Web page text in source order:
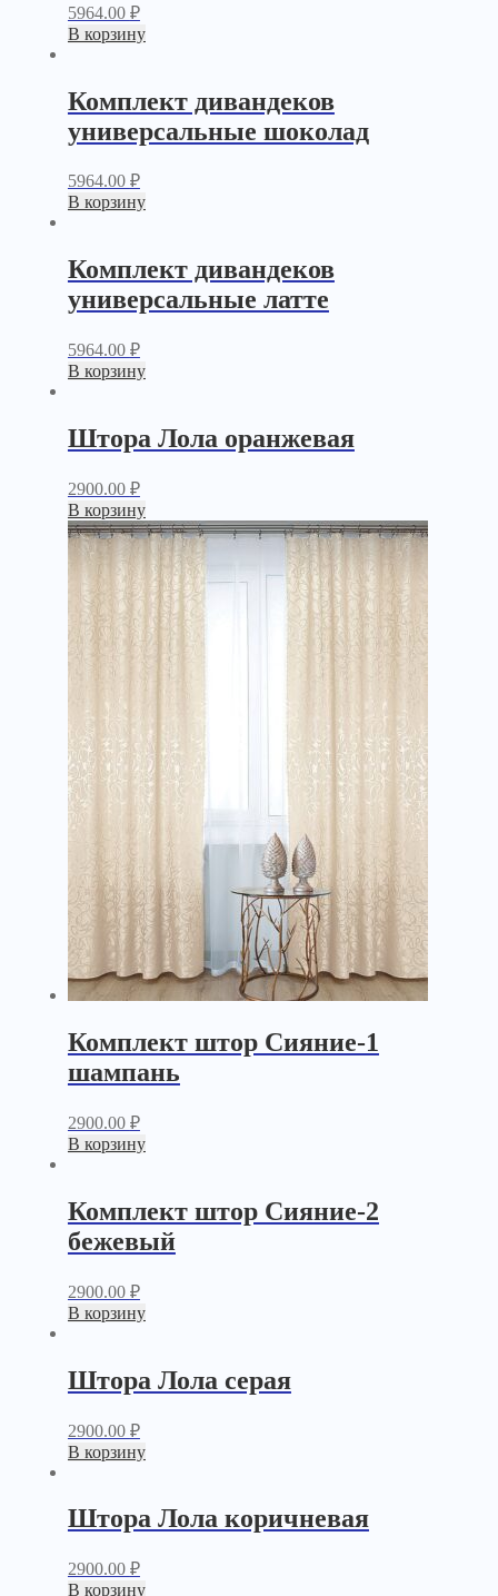
5964.00 ₽
В корзину
Комплект дивандеков
универсальные шоколад
5964.00 ₽
В корзину
Комплект дивандеков
универсальные латте
5964.00 ₽
В корзину
Штора Лола оранжевая
2900.00 ₽
В корзину
Комплект штор Сияние-1
шампань
2900.00 ₽
В корзину
Комплект штор Сияние-2
бежевый
2900.00 ₽
В корзину
Штора Лола серая
2900.00 ₽
В корзину
Штора Лола коричневая
2900.00 ₽
В корзину